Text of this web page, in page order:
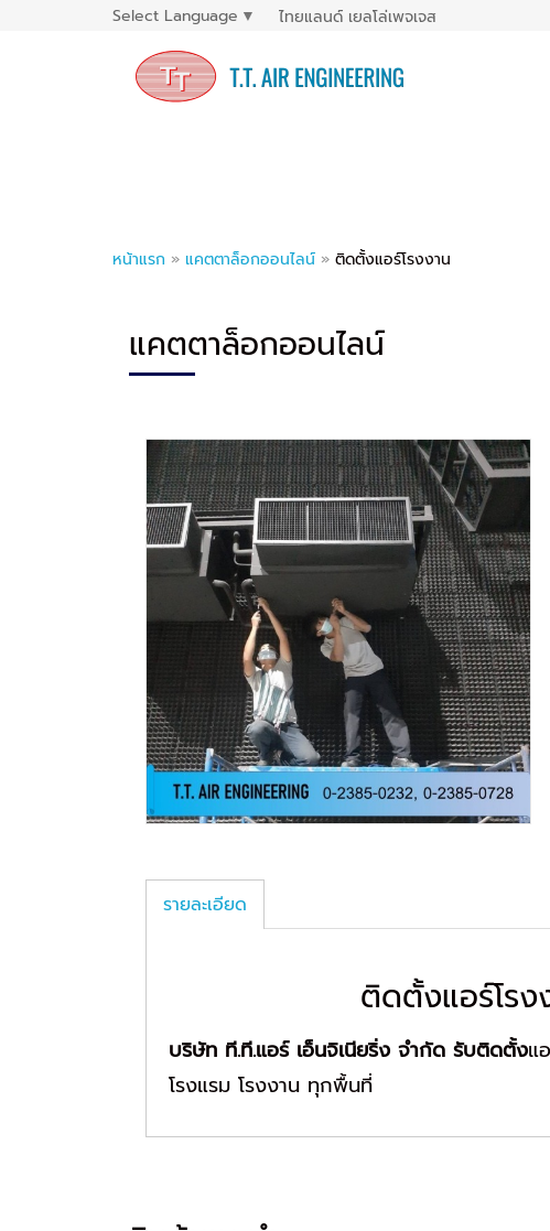
Select Language ▼ ไทยแลนด์ เยลโล่เพจเจส
หน้าแรก » แคตตาล็อกออนไลน์ » ติดตั้งแอร์โรงงาน
แคตตาล็อกออนไลน์
รายละเอียด
ติดตั้งแอร์โร
บริษัท ที.ที.แอร์ เอ็นจิเนียริ่ง จำกัด รับติดตั้งแ
โรงแรม โรงงาน ทุกพื้นที่